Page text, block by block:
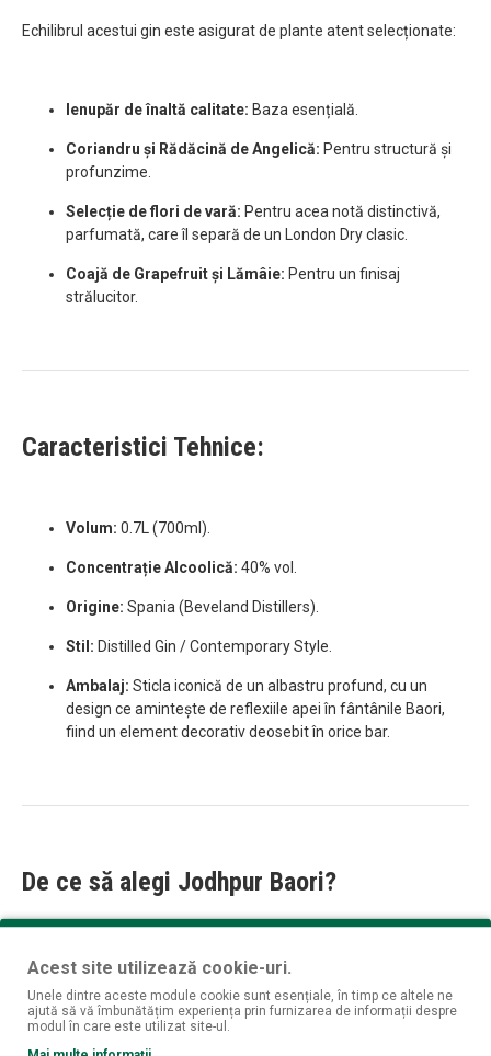
Echilibrul acestui gin este asigurat de plante atent selecționate:
Ienupăr de înaltă calitate: Baza esențială.
Coriandru și Rădăcină de Angelică: Pentru structură și
profunzime.
Selecție de flori de vară: Pentru acea notă distinctivă,
parfumată, care îl separă de un London Dry clasic.
Coajă de Grapefruit și Lămâie: Pentru un finisaj
strălucitor.
Caracteristici Tehnice:
Volum: 0.7L (700ml).
Concentrație Alcoolică: 40% vol.
Origine: Spania (Beveland Distillers).
Stil: Distilled Gin / Contemporary Style.
Ambalaj: Sticla iconică de un albastru profund, cu un
design ce amintește de reflexiile apei în fântânile Baori,
fiind un element decorativ deosebit în orice bar.
De ce să alegi Jodhpur Baori?
Profil Echilibrat:Nu este nici prea picant, nici prea citric,
fiind „calea de mijloc” perfectă pentru iubitorii de gin fin.
Poveste și Design:Conceptul inspirat de arhitectura
indiană face din acest gin un cadou excelent pentru cei
Acest site utilizează cookie-uri.
Unele dintre aceste module cookie sunt esențiale, în timp ce altele ne
ajută să vă îmbunătățim experiența prin furnizarea de informații despre
modul în care este utilizat site-ul.